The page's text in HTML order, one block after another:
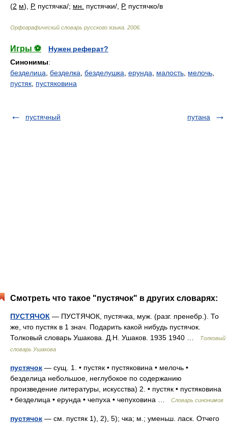
(2 м), Р. пустячка/; мн. пустячки/ Р. пустячко/в
Орфографический словарь русского языка 2006
Игры ⚽
Нужен реферат?
Синонимы:
безделица безделка безделушка ерунда малость мелочь
пустяк пустяковина
пустячный путана
Смотреть что такое "пустячок" в других словарях:
ПУСТЯЧОК — ПУСТЯЧОК, пустячка, муж. (разг. пренебр.). То
же, что пустяк в 1 знач. Подарить какой нибудь пустячок.
Толковый словарь Ушакова. Д.Н. Ушаков. 1935 1940 …
Толковый
словарь Ушакова
пустячок — сущ. 1. • пустяк • пустяковина • мелочь •
безделица небольшое, неглубокое по содержанию
произведение литературы, искусства) 2. • пустяк • пустяковина
• безделица • ерунда • чепуха • чепуховина …
Словарь синонимов
пустячок — см. пустяк 1), 2), 5); чка; м.; уменьш. ласк. Отчего